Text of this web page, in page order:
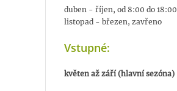
duben - říjen, od 8:00 do 18:00
listopad - březen, zavřeno
Vstupné:
květen až září (hlavní sezóna)